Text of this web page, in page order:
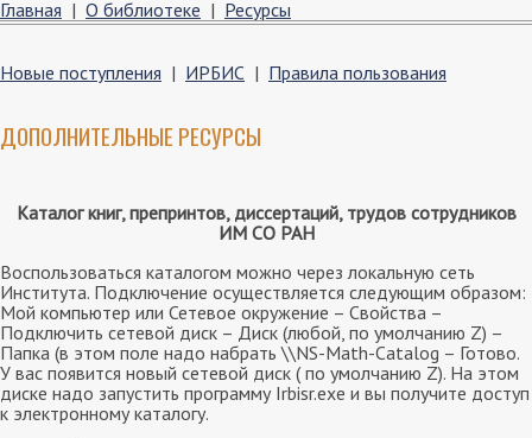
Главная | О библиотеке | Ресурсы
Новые поступления | ИРБИС | Правила пользования
ДОПОЛНИТЕЛЬНЫЕ РЕСУРСЫ
Каталог книг, препринтов, диссертаций, трудов сотрудников
ИМ СО РАН
Воспользоваться каталогом можно через локальную сеть
Института. Подключение осуществляется следующим образом:
Мой компьютер или Сетевое окружение – Свойства –
Подключить сетевой диск – Диск (любой, по умолчанию Z) –
Папка (в этом поле надо набрать \\NS-Math-Catalog – Готово.
У вас появится новый сетевой диск ( по умолчанию Z). На этом
диске надо запустить программу Irbisr.exe и вы получите доступ
к электронному каталогу.